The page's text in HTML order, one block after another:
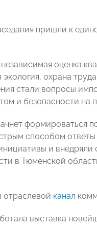
пришли к
оценка
охрана
стали вопросы
и безопасности на
формироваться
способом
и
в Тюменской
отраслевой канал
выставка